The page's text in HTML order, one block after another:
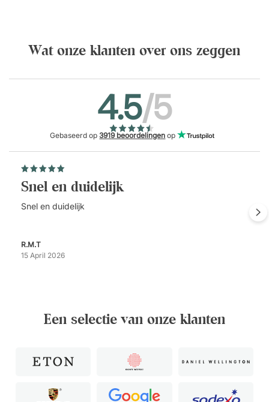
Wat onze klanten over ons zeggen
4.5/5
Gebaseerd op3919 beoordelingen op
Snel en duidelijk
Snel en duidelijk
R.M.T
15 April 2026
Een selectie van onze klanten